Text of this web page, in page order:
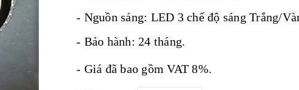
- Nguồn sáng: LED 3 chế độ sáng Trắng/
- Bảo hành: 24 tháng.
- Giá đã bao gồm VAT 8%.